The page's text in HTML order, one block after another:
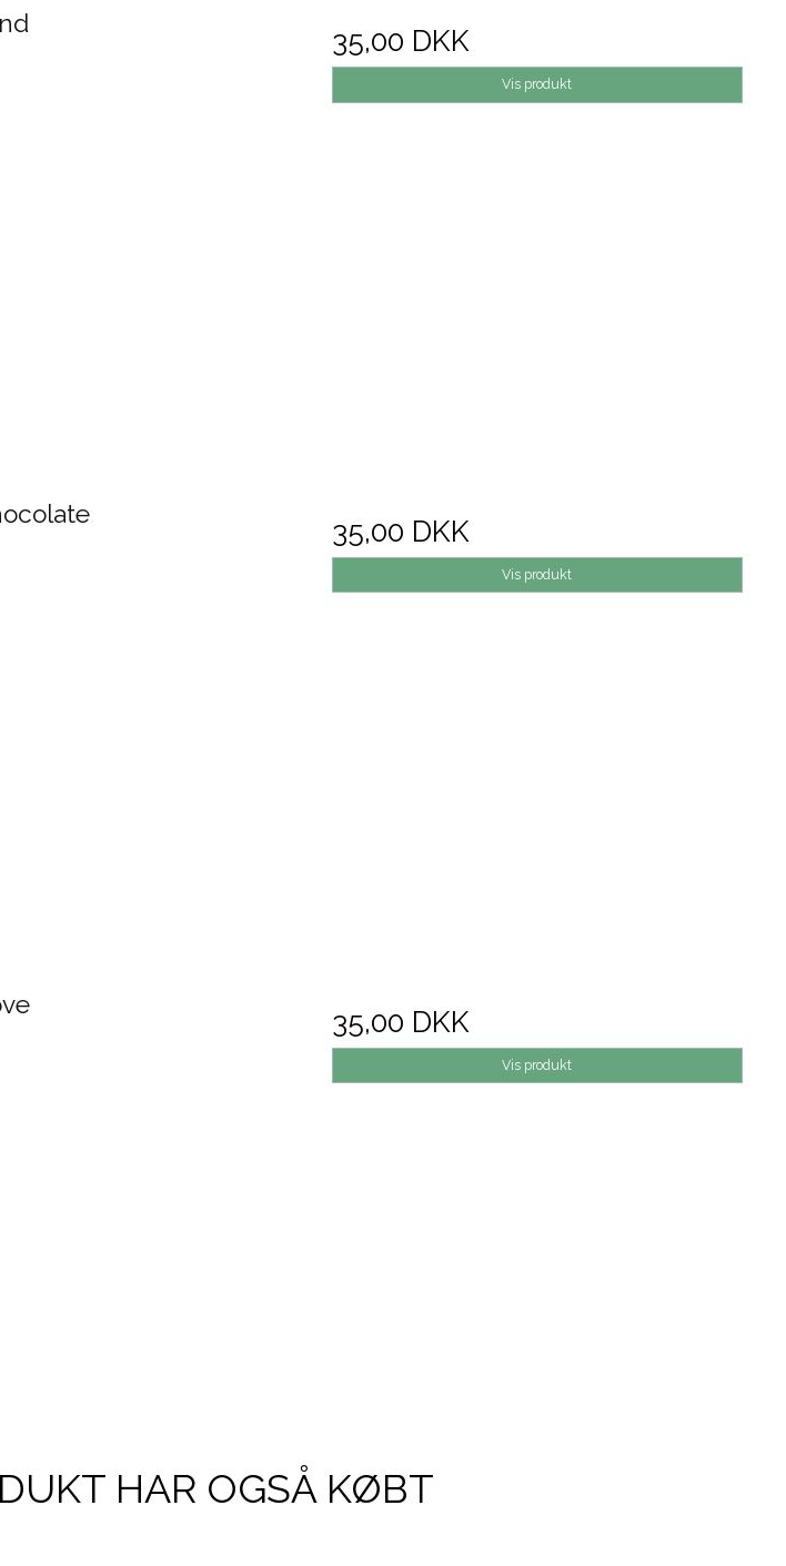
35,00 DKK
Vis produkt
35,00 DKK
Vis produkt
35,00 DKK
Vis produkt
HAR OGSÅ KØBT